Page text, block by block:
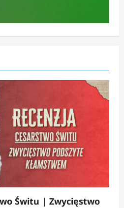
Świtu | Zwycięstwo